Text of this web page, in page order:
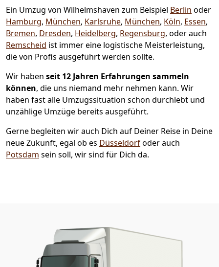
Ein Umzug von Wilhelmshaven zum Beispiel Berlin oder
Hamburg, München, Karlsruhe, München, Köln, Essen,
Bremen, Dresden, Heidelberg, Regensburg, oder auch
Remscheid ist immer eine logistische Meisterleistung,
die von Profis ausgeführt werden sollte.
Wir haben seit 12 Jahren Erfahrungen sammeln
können, die uns niemand mehr nehmen kann. Wir
haben fast alle Umzugssituation schon durchlebt und
unzählige Umzüge bereits ausgeführt.
Gerne begleiten wir auch Dich auf Deiner Reise in Deine
neue Zukunft, egal ob es Düsseldorfoder auch
Potsdam sein soll, wir sind für Dich da.